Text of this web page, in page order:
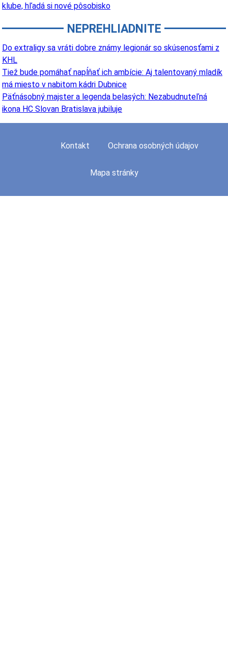
klube, hľadá si nové pôsobisko
NEPREHLIADNITE
Do extraligy sa vráti dobre známy legionár so skúsenosťami z
KHL
Tiež bude pomáhať napĺňať ich ambície: Aj talentovaný mladík
má miesto v nabitom kádri Dubnice
Päťnásobný majster a legenda belasých: Nezabudnuteľná
ikona HC Slovan Bratislava jubiluje
Kontakt Ochrana osobných údajov
Mapa stránky